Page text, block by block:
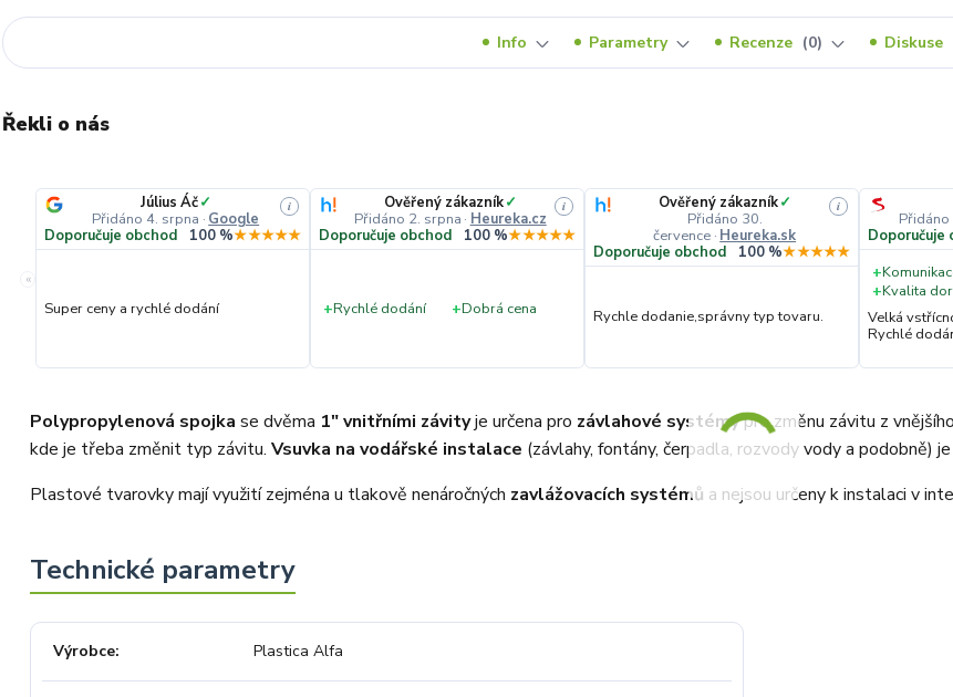
Info Parametry Recenze 0 Diskuse
Řekli o nás
«
Július Áč✓
Přidáno 4. srpna · Google
i
Doporučuje obchod 100 %★★★★★
Super ceny a rychlé dodání
Ověřený zákazník✓
Přidáno 2. srpna · Heureka.cz
i
Doporučuje obchod 100 %★★★★★
+Rychlé dodání +Dobrá cena
Ověřený zákazník✓
Přidáno 30.
července · Heureka.sk
i
Doporučuje obchod 100 %★★★★★
Rychle dodanie,správny typ tovaru.
Doporučuje
+
+Kvalita
Velká
Rychlé
Polypropylenová spojka se dvěma 1" vnitřními závityje určena pro závlahové systémypro změnu závitu z
kde je třeba změnit typ závitu. Vsuvka na vodářské instalace (závlahy, fontány, čerpadla, rozvody vody a podobně)
Plastové tvarovky mají využití zejména u tlakově nenáročných zavlážovacích systémů a nejsou určeny k instalaci v
Výrobce Plastica Alfa